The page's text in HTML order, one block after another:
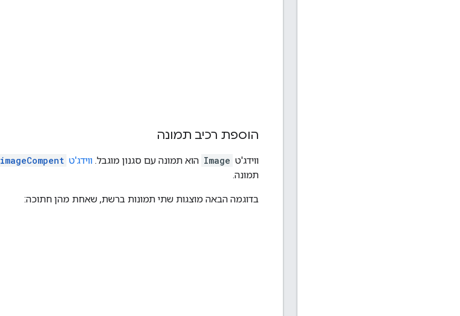
הוספת רכיב תמונה
ווידג'ט Image הוא תמונה עם סגנון מוגבל. ווידג'ט imageCompent
תמונה.
בדוגמה הבאה מוצגות שתי תמונות ברשת, שאחת מהן חתוכה: